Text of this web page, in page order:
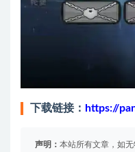
下载链接： https://
声明： 本站所有文章，如